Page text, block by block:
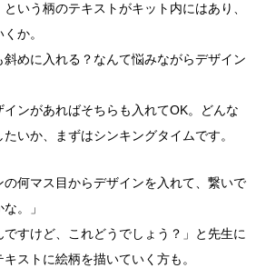
いう柄のテキストがキット内にはあり、
か。
めに入れる？なんて悩みながらデザイン
インがあればそちらも入れてOK。どんな
いか、まずはシンキングタイムです。
の何マス目からデザインを入れて、繋いで
。」
ですけど、これどうでしょう？」と先生に
ストに絵柄を描いていく方も。